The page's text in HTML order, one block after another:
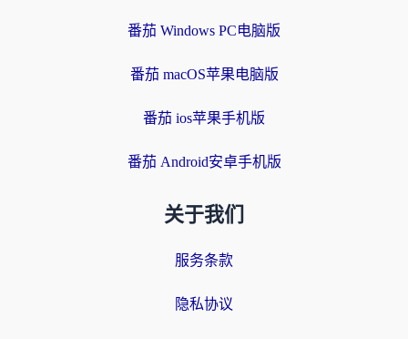
番茄 Windows PC电脑版
番茄 macOS苹果电脑版
番茄 ios苹果手机版
番茄 Android安卓手机版
关于我们
服务条款
隐私协议